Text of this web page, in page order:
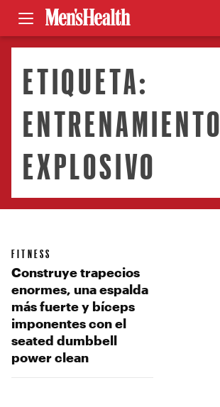
ETIQUETA:
ENTRENAMIENTO
EXPLOSIVO
FITNESS
Construye trapecios
enormes, una espalda
más fuerte y bíceps
imponentes con el
seated dumbbell
power clean